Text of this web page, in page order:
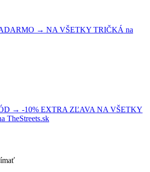
→ NA VŠETKY TRIČKÁ na
→ -10% EXTRA ZĽAVA NA VŠETKY
TheStreets.sk